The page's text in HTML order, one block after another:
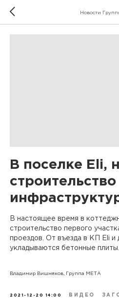
Новости
В поселке Eli,
В настоящее время в
строительство первого
проездов. От въезда в КП Eli и
укладываются бетонные плиты.
Владимир Вишняков, Группа МЕТА
2021-12-20 14:00 ВИДЕО